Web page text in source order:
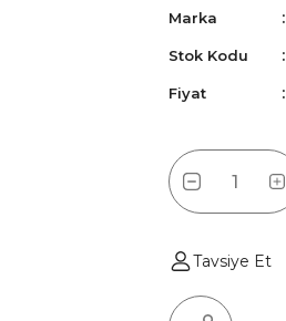
Marka
Stok Kodu
Fiyat
Tavsiye Et